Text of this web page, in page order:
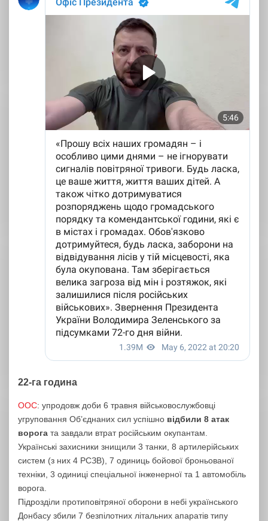
22-га година
ООС: упродовж доби 6 травня військовослужбовці
угруповання Об’єднаних сил успішно відбили 8 атак
ворога та завдали втрат російським окупантам.
Українські захисники знищили 3 танки, 8 артилерійських
систем (з них 4 РСЗВ), 7 одиниць бойової броньованої
техніки, 3 одиниці спеціальної інженерної та 1 автомобіль
ворога.
Підрозділи протиповітряної оборони в небі українського
Донбасу збили 7 безпілотних літальних апаратів типу